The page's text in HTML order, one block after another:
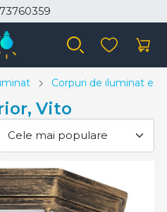
Corpuri de iluminat
Vito